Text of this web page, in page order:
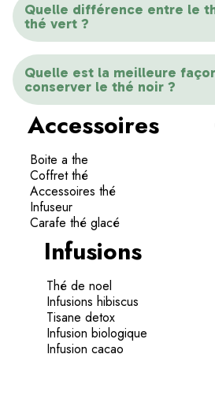
Quelle différence entre le
thé vert ?
Quelle est la meilleure
conserver le thé noir ?
Accessoires
Boite a the
Coffret thé
Accessoires thé
Infuseur
Carafe thé glacé
Infusions
Thé de noel
Infusions hibiscus
Tisane detox
Infusion biologique
Infusion cacao